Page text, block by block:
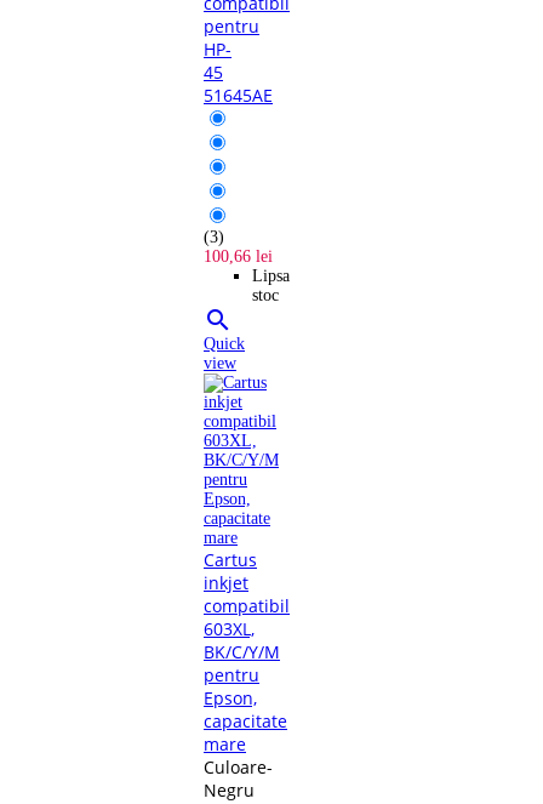
pentru
HP-
45
51645AE
(3)
100,66 lei
Lipsa
stoc

Quick
view
Cartus
inkjet
compatibil
603XL,
BK/C/Y/M
pentru
Epson,
capacitate
mare
Culoare-
Negru